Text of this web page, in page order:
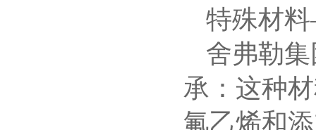
特殊材
舍弗勒
承：这种
氟乙烯和